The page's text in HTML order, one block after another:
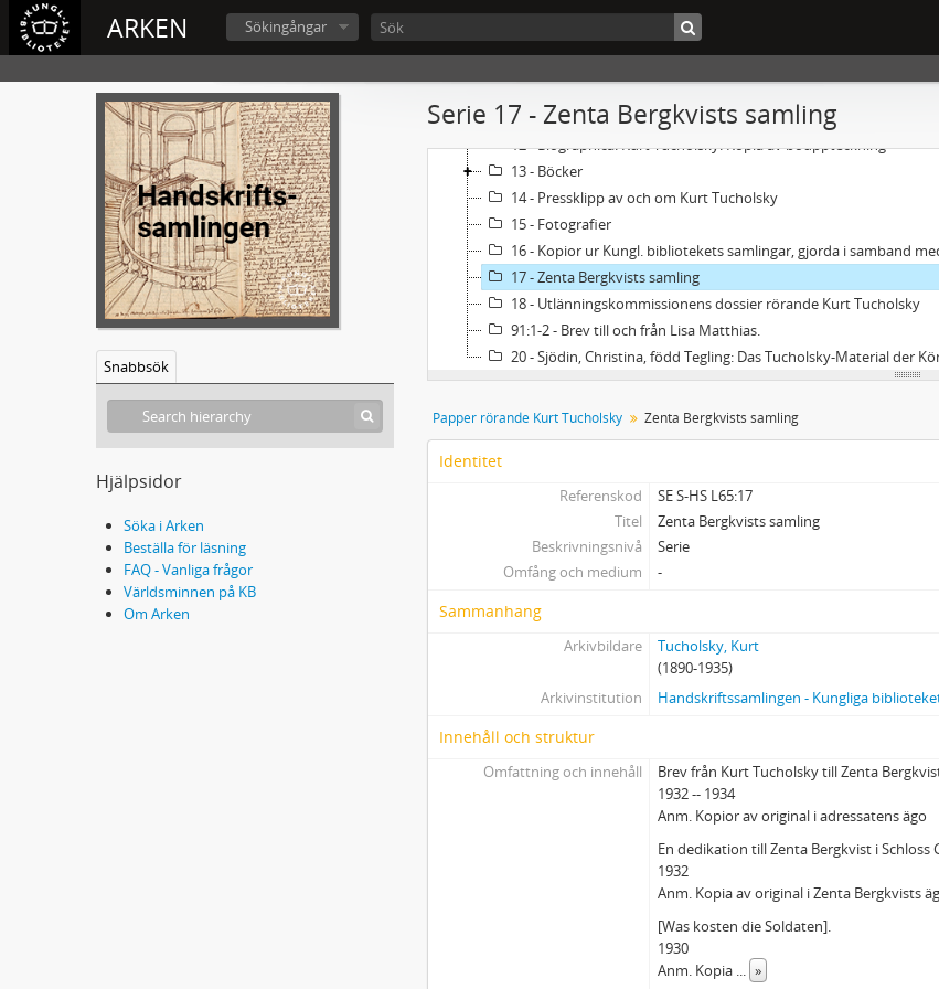
ARKEN Sökingångar
Snabbsök
Hjälpsidor
Söka i Arken
Beställa för läsning
FAQ - Vanliga frågor
Världsminnen på KB
Om Arken
Serie 17 - Zenta Bergkvists samling
Manuskriptsamling
12 - Biographica: Kurt Tucholsky. Kopia av bouppteckning
13 - Böcker
14 - Pressklipp av och om Kurt Tucholsky
15 - Fotografier
16 - Kopior ur Kungl. bibliotekets samlingar, gjorda i samband
17 - Zenta Bergkvists samling
18 - Utlänningskommissionens dossier rörande Kurt Tucholsky
91:1-2 - Brev till och från Lisa Matthias.
20 - Sjödin, Christina, född Tegling: Das Tucholsky-Material der
Papper rörande Kurt Tucholsky Zenta Bergkvists samling
Identitet
Referenskod
SE S-HS L65:17
Titel
Zenta Bergkvists samling
Beskrivningsnivå
Serie
Omfång och medium
-
Sammanhang
Arkivbildare
Tucholsky, Kurt
(1890-1935)
Arkivinstitution
Handskriftssamlingen - Kungliga
Innehåll och struktur
Omfattning och innehåll
Brev från Kurt Tucholsky till Zenta
1932 -- 1934
Anm. Kopior av original i adressatens ägo
En dedikation till Zenta Bergkvist i Schloss
1932
Anm. Kopia av original i Zenta Bergkvists
[Was kosten die Soldaten].
1930
Anm. Kopia ... »